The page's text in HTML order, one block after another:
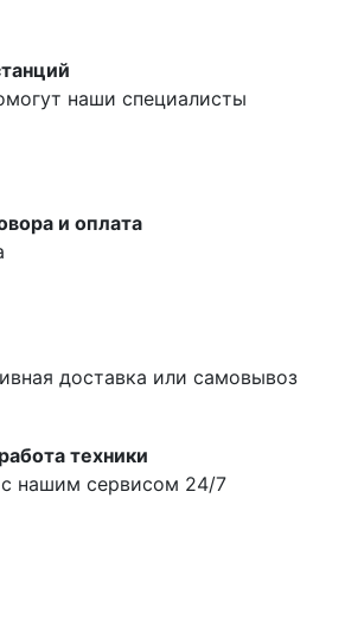
наши специалисты
и оплата
доставка или самовывоз
техники
с нашим сервисом 24/7